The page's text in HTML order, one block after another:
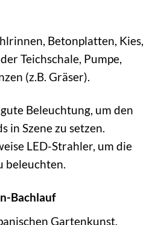
Betonplatten, Kies,
Teichschale, Pumpe,
(z.B. Gräser).
Beleuchtung, um den
in Szene zu setzen.
LED-Strahler, um die
beleuchten.
Bachlauf
Gartenkunst,